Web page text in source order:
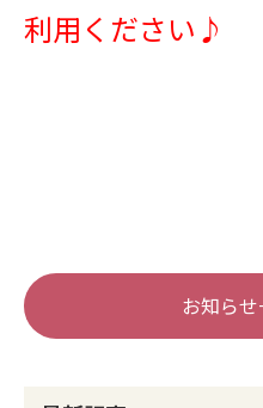
利用ください♪
お知ら